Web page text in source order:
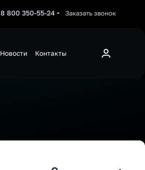
8 800 350-55-24 Заказать звонок
Новости Контакты